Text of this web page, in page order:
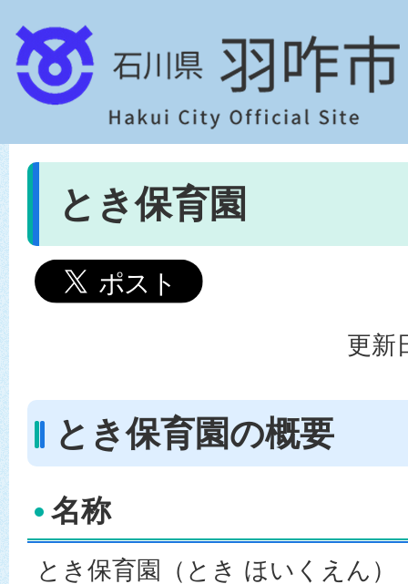
とき保育園
更新
とき保育園の概要
名称
とき保育園（とき ほいくえん）